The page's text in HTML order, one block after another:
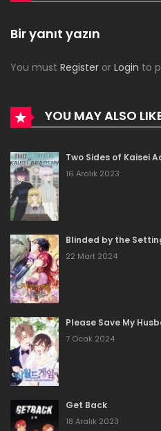
16 Aralık 2023
16 Aralık 2023
Bölüm 75
16 Aralık 2023
Bölüm 74
16 Aralık 2023
16 Aralık 2023
Bölüm 72
16 Aralık 2023
Bölüm 71
Bir yanıt yazın
You must Register or Login to
YOU MAY ALSO
Two Sides of Kaisei
16 Aralık 2023
Blinded by the
22 Mart 2024
Please Save My
7 Ocak 2024
Get Back
18 Aralık 2023